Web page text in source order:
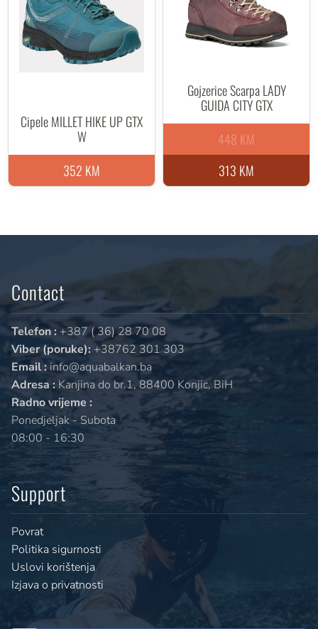
Cipele MILLET HIKE UP GTX
W
352 KM
Gojzerice Scarpa LADY
GUIDA CITY GTX
313 KM
448 KM
Contact
Telefon : +387 ( 36) 28 70 08
Viber (poruke): +38762 301 303
Email :info@aquabalkan.ba
Adresa : Kanjina do br.1, 88400 Konjic, BiH
Radno vrijeme :
Ponedjeljak - Subota
08:00 - 16:30
Support
Povrat
Politika sigurnosti
Uslovi korištenja
Izjava o privatnosti